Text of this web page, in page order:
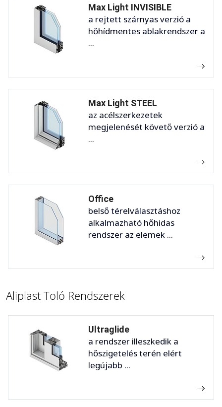
Max Light INVISIBLE
a rejtett szárnyas verzió a
hőhídmentes ablakrendszer a
...
Max Light STEEL
az acélszerkezetek
megjelenését követő verzió a
...
Office
belső térelválasztáshoz
alkalmazható hőhidas
rendszer az elemek ...
Aliplast Toló Rendszerek
Ultraglide
a rendszer illeszkedik a
hőszigetelés terén elért
legújabb ...